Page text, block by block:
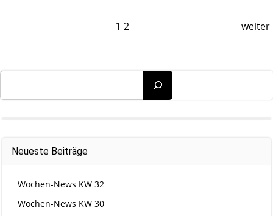
navigation
Page
1 Page
2 weiter
Neueste Beiträge
Wochen-News KW 32
Wochen-News KW 30